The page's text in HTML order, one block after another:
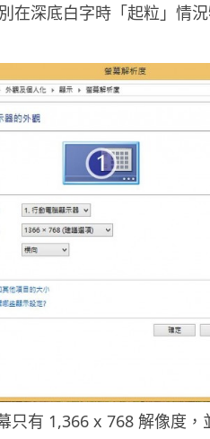
在深底白字時「起粒」情況
有 1,366 x 768 解像度，